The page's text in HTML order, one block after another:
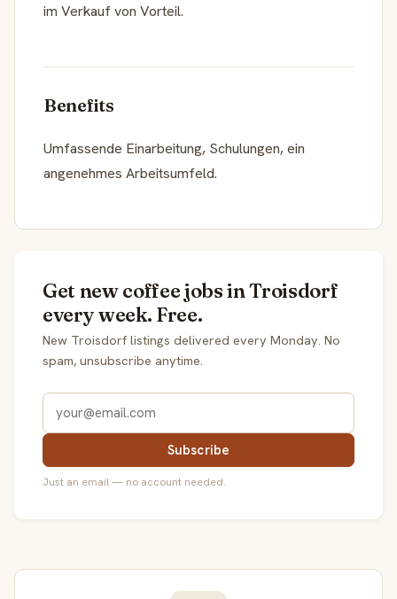
im Verkauf von Vorteil.
Benefits
Umfassende Einarbeitung, Schulungen, ein
angenehmes Arbeitsumfeld.
Get new coffee jobs in Troisdorf
every week. Free.
New Troisdorf listings delivered every Monday. No
spam, unsubscribe anytime.
Subscribe
Just an email — no account needed.